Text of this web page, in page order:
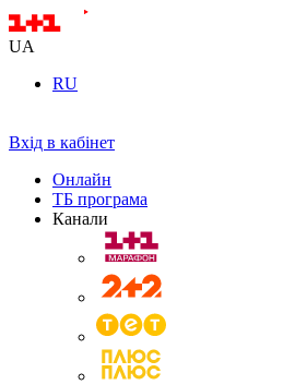
UA
RU
Вхід в кабінет
Онлайн
ТБ програма
Канали